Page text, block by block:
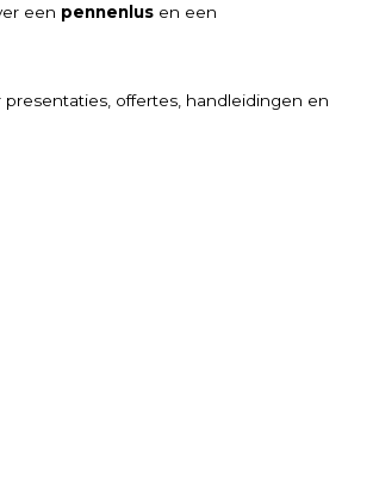
een pennenlus en een
offertes, handleidingen en